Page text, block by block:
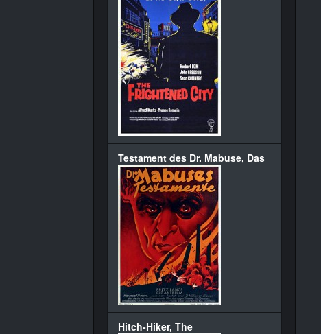
Testament des Dr. Mabuse, Das
Hitch-Hiker, The